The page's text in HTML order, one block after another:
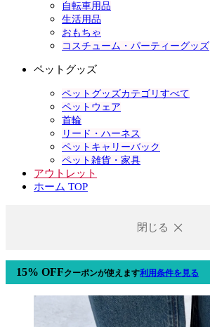
自転車用品
生活用品
おもちゃ
コスチューム・パーティーグッズ
ペットグッズ
ペットグッズカテゴリすべて
ペットウェア
首輪
リード・ハーネス
ペットキャリーバック
ペット雑貨・家具
アウトレット
ホーム TOP
閉じる
15% OFFクーポンが使えます利用条件を見る